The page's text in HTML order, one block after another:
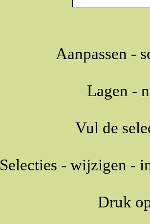
Aanpassen -
Lagen -
Vul de
Selecties - wijzigen -
Druk